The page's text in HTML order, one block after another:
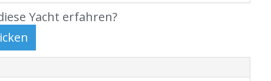
Yacht erfahren?